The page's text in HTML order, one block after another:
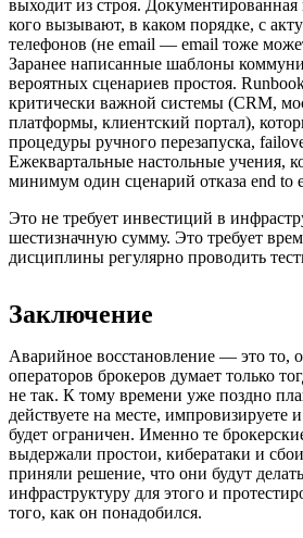
выходит из строя.
кого вызывают, в каком порядке, с
телефонов (не email — email тоже
Заранее написанные шаблоны
вероятных сценариев простоя.
критически важной системы (CRM,
платформы, клиентский портал),
процедуры ручного перезапуска,
Ежеквартальные настольные учения,
минимум один сценарий отказа end to
Это не требует инвестиций в
шестизначную сумму. Это требует
дисциплины регулярно проводить
Заключение
Аварийное восстановление — это то,
операторов брокеров думает только
не так. К тому времени уже поздно
действуете на месте, импровизируете
будет ограничен. Именно те
выдержали простои, кибератаки и
приняли решение, что они будут
инфраструктуру для этого и
того, как он понадобился.